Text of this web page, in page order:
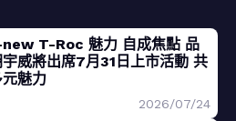
T-Roc 魅力 自成焦點 品
威將出席7月31日上市活動 共
元魅力
2026/07/24